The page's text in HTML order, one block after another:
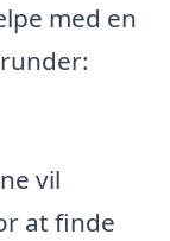
med en
vil
at finde